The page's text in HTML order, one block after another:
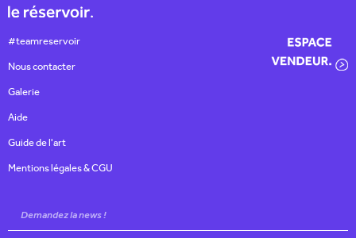
#teamreservoir
Nous contacter
Galerie
Aide
Guide de l'art
Mentions légales & CGU